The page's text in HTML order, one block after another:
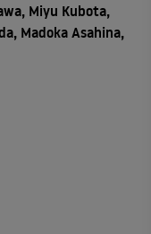
Miyu Kubota,
Madoka Asahina,